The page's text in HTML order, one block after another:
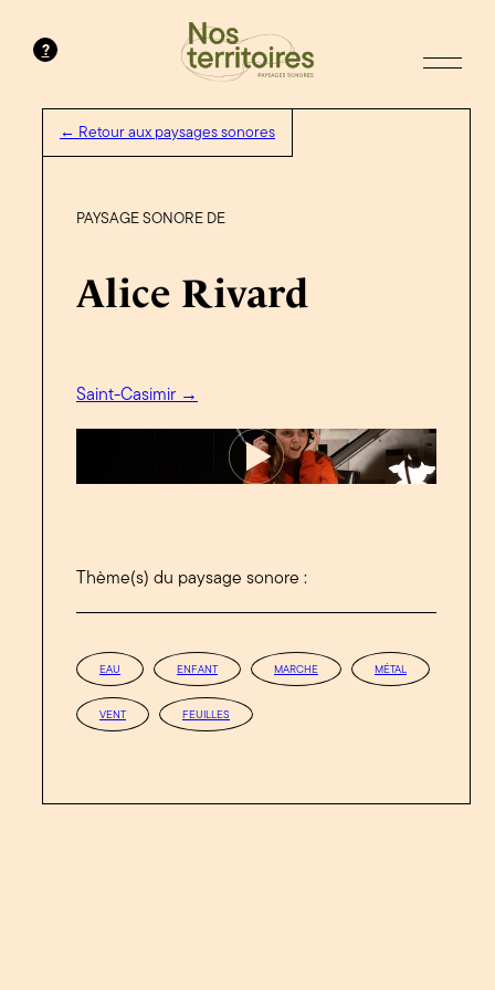
?
← Retour aux paysages sonores
PAYSAGE SONORE DE
Alice Rivard
Saint-Casimir →
Thème(s) du paysage sonore :
EAU ENFANT MARCHE MÉTAL
VENT FEUILLES